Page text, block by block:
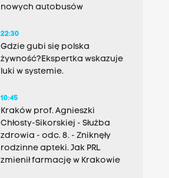
nowych autobusów
22:30
Gdzie gubi się polska
żywność?Ekspertka wskazuje
luki w systemie.
10:45
Kraków prof. Agnieszki
Chłosty-Sikorskiej - Służba
zdrowia - odc. 8. - Zniknęły
rodzinne apteki. Jak PRL
zmienił farmację w Krakowie